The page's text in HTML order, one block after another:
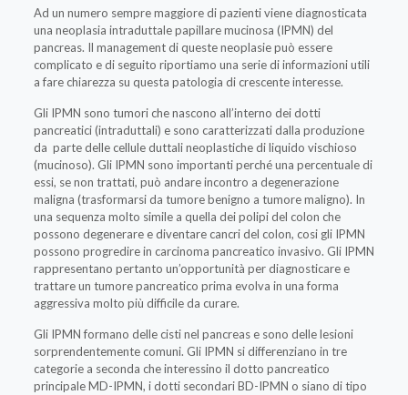
Ad un numero sempre maggiore di pazienti viene diagnosticata
una neoplasia intraduttale papillare mucinosa (IPMN) del
pancreas. Il management di queste neoplasie può essere
complicato e di seguito riportiamo una serie di informazioni utili
a fare chiarezza su questa patologia di crescente interesse.
Gli IPMN sono tumori che nascono all’interno dei dotti
pancreatici (intraduttali) e sono caratterizzati dalla produzione
da parte delle cellule duttali neoplastiche di liquido vischioso
(mucinoso). Gli IPMN sono importanti perché una percentuale di
essi, se non trattati, può andare incontro a degenerazione
maligna (trasformarsi da tumore benigno a tumore maligno). In
una sequenza molto simile a quella dei polipi del colon che
possono degenerare e diventare cancri del colon, cosi gli IPMN
possono progredire in carcinoma pancreatico invasivo. Gli IPMN
rappresentano pertanto un’opportunità per diagnosticare e
trattare un tumore pancreatico prima evolva in una forma
aggressiva molto più difficile da curare.
Gli IPMN formano delle cisti nel pancreas e sono delle lesioni
sorprendentemente comuni. Gli IPMN si differenziano in tre
categorie a seconda che interessino il dotto pancreatico
principale MD-IPMN, i dotti secondari BD-IPMN o siano di tipo